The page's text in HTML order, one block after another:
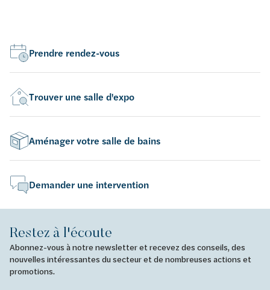
Prendre rendez-vous
Trouver une salle d'expo
Aménager votre salle de bains
Demander une intervention
Restez à l'écoute
Abonnez-vous à notre newsletter et recevez des conseils, des
nouvelles intéressantes du secteur et de nombreuses actions et
promotions.